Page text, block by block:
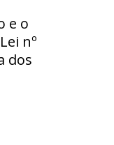
e o
nº
dos